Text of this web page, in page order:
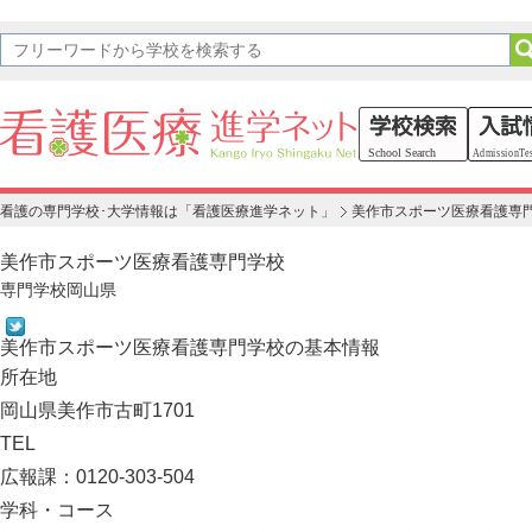
看護の専門学校･大学情報は「看護医療進学ネット」 美作市スポーツ医療看護専
美作市スポーツ医療看護専門学校
専門学校岡山県
美作市スポーツ医療看護専門学校の基本情報
所在地
岡山県美作市古町1701
TEL
広報課：0120-303-504
学科・コース